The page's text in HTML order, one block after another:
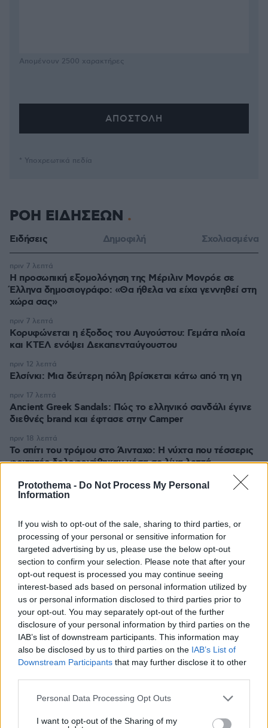
Protothema - Do Not Process My Personal
Information
If you wish to opt-out of the sale, sharing to third parties, or
processing of your personal or sensitive information for
targeted advertising by us, please use the below opt-out
section to confirm your selection. Please note that after your
opt-out request is processed you may continue seeing
interest-based ads based on personal information utilized by
us or personal information disclosed to third parties prior to
your opt-out. You may separately opt-out of the further
disclosure of your personal information by third parties on the
IAB’s list of downstream participants. This information may
also be disclosed by us to third parties on the IAB’s List of
Downstream Participants that may further disclose it to other
Please note that this website/app uses one or more Google
not limited to your visit or usage behaviour. You may click to
Personal Data Processing Opt Outs
I want to opt-out of the Sharing of my
Απομένουν 2500 χαρακτήρες
* Υποχρεωτικά πεδία
ΡΟΗ ΕΙΔΗΣΕΩΝ
Ειδήσεις Δημοφιλή Σχολιασμένα
Η προσωπική εξομολόγηση της Μέριλιν Μονρόε σε
Έλληνα δημοσιογράφο: «Θα ήθελα να είχα γεννηθεί στη
χώρα σας»
πριν 7 λεπτά
Κορυφώνεται η έξοδος του Αυγούστου: Γεμάτα πλοία
και ΚΤΕΛ ενόψει Δεκαπενταύγουστου
πριν 7 λεπτά
Ελσίνκι: Mια δεύτερη πόλη βρίσκεται κάτω από τη γη
πριν 12 λεπτά
Ancient Greek Sandals: Πώς το ελληνικό σανδάλι έγινε
διεθνές brand και έφτασε στην Camper
πριν 17 λεπτά
Το σπίτι του τρόμου στο Άινταχο: Η νύχτα που τέσσερις
φοιτητές δολοφονήθηκαν μέσα σε λίγα λεπτά
πριν 18 λεπτά
Η Κατερίνα Καινούργιου αγκαλιά με την κόρη της στην
πριν 18 λεπτά
Μειωμένη Σύνταξη: Όλα όσα πρέπει να γνωρίζετε – Τα
«κλειδιά» για την τελική επιλογή
πριν 20 λεπτά
Ζείτε με έναν τυφλό σκύλο; Δείτε πώς μπορείτε να του
προσφέρετε μια ευτυχισμένη ζωή
Αν «έπεσε η γραμμή» σε μια συνομιλία μας με «κέντρο
τηλεφωνικής εξυπηρέτησης πελατών», πιθανόν να έγινε
σκόπιμα
πριν 22 λεπτά
ΠΑΝΤΕΛΗΣ ΔΙΑΜΑΝΤΟΠΟΥΛΟΣ
πριν 25 λεπτά
ΔΕΙΤΕ ΟΛΕΣ ΤΙΣ ΕΙΔΗΣΕΙΣ